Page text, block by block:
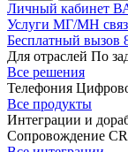
Личный кабинет
Услуги МГ/МН
Бесплатный вызов
Для отраслей По
Все решения
Телефония
Все продукты
Интеграции и
Сопровождение